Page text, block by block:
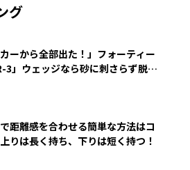
グ
カーから全部出た！」フォーティー
3」ウェッジなら砂に刺さらず脱出
距離感を合わせる簡単な方法はコ
りは長く持ち、下りは短く持つ！